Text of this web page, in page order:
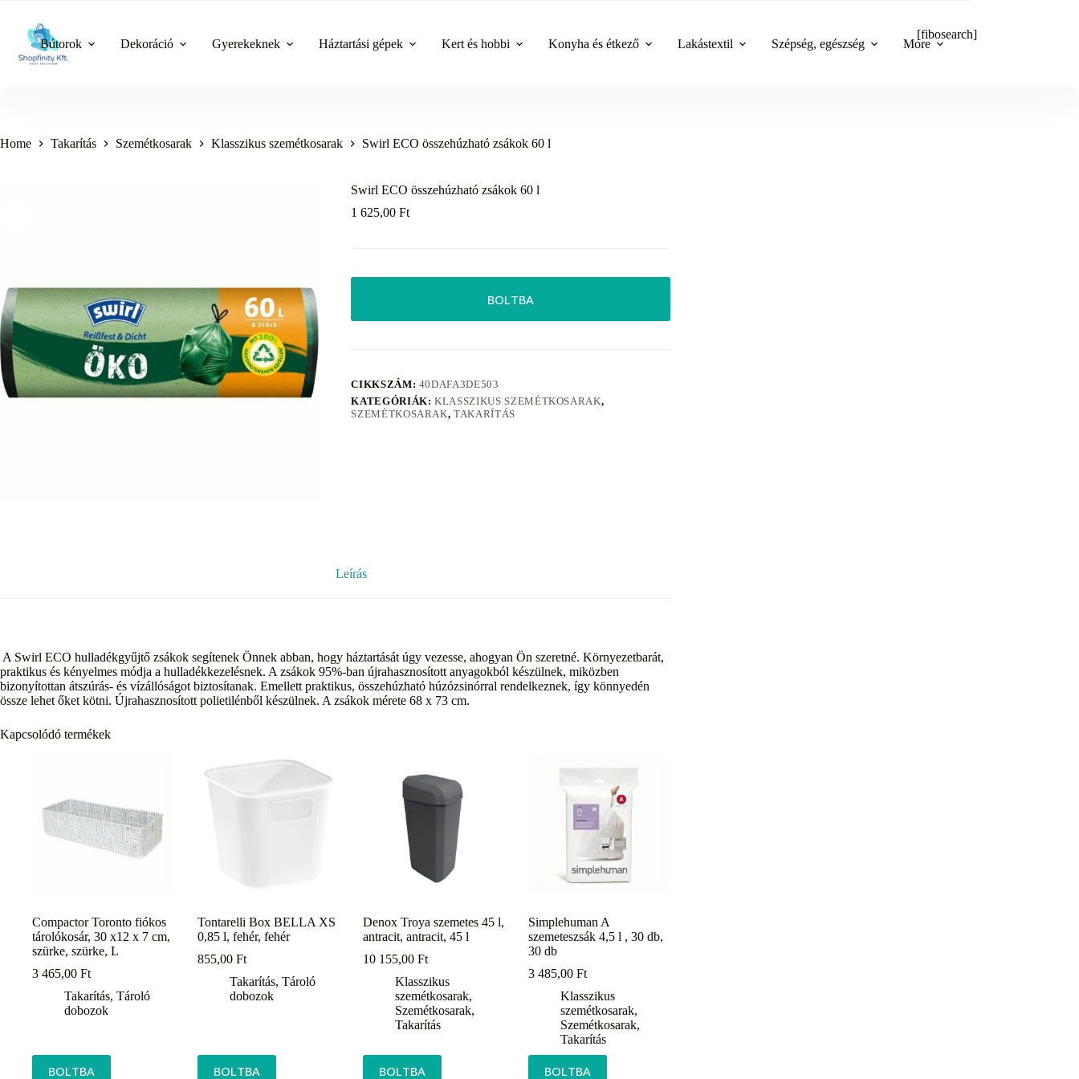
content
Bútorok Dekoráció Gyerekeknek Háztartási gépek Kert és hobbi Konyha és étkező Lakástextil Szépség, egészség More
[fibosearch]
Home Takarítás Szemétkosarak Klasszikus szemétkosarak Swirl ECO összehúzható zsákok 60 l
Swirl ECO összehúzható zsákok 60 l
1 625,00Ft
BOLTBA
CIKKSZÁM: 40DAFA3DE503
KATEGÓRIÁK:KLASSZIKUS SZEMÉTKOSARAK,
SZEMÉTKOSARAK,TAKARÍTÁS
Leírás
A Swirl ECO hulladékgyűjtő zsákok segítenek Önnek abban, hogy háztartását úgy vezesse, ahogyan Ön szeretné. Környezetbarát,
praktikus és kényelmes módja a hulladékkezelésnek. A zsákok 95%-ban újrahasznosított anyagokból készülnek, miközben
bizonyítottan átszúrás- és vízállóságot biztosítanak. Emellett praktikus, összehúzható húzózsinórral rendelkeznek, így könnyedén
össze lehet őket kötni. Újrahasznosított polietilénből készülnek. A zsákok mérete 68 x 73 cm.
Kapcsolódó termékek
Compactor Toronto fiókos
tárolókosár, 30 x12 x 7 cm,
szürke, szürke, L
3 465,00 Ft
Takarítás, Tároló
dobozok
BOLTBA
Tontarelli Box BELLA XS
0,85 l, fehér, fehér
855,00Ft
Takarítás,Tároló
dobozok
BOLTBA
Denox Troya szemetes 45 l,
antracit, antracit, 45 l
10 155,00Ft
Klasszikus
szemétkosarak,
Szemétkosarak,
Takarítás
BOLTBA
Simplehuman A
szemeteszsák 4,5 l , 30 db,
30 db
3 485,00Ft
Klasszikus
szemétkosarak,
Szemétkosarak,
Takarítás
BOLTBA